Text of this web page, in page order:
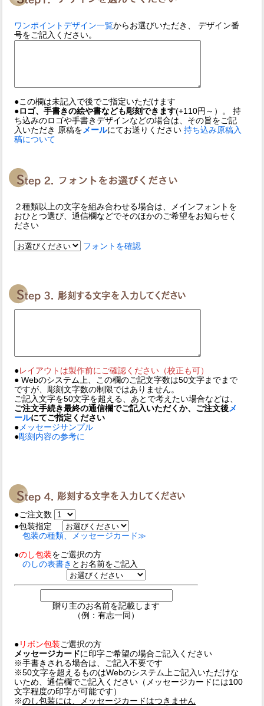
ワンポイントデザイン一覧からお選びいただき、 デザイン番
号をご記入ください。
●この欄は未記入で後でご指定いただけます
●ロゴ、手書きの絵や書なども彫刻できます(+110円～）。 持
ち込みのロゴや手書きデザインなどの場合は、その旨をご記
入いただき 原稿を メールにてお送りください 持ち込み原稿入
稿について
２種類以上の文字を組み合わせる場合は、メインフォントを
おひとつ選び、通信欄などでそのほかのご希望をお知らせく
ださい
フォントを確認
●レイアウトは製作前にご確認ください（校正も可）
● Webのシステム上、この欄のご記文字数は50文字までまで
ですが、彫刻文字数の制限ではありません。
ご記入文字を50文字を超える、あとで考えたい場合などは、
ご注文手続き最終の通信欄でご記入いただくか、ご注文後 メ
ールにてご指定ください
● メッセージサンプル
●彫刻内容の参考に
●ご注文数
●包装指定
包装の種類、メッセージカード≫
●のし包装をご選択の方
のしの表書き とお名前をご記入
贈り主のお名前を記載します
（例：有志一同）
● リボン包装 ご選択の方
メッセージカードに印字ご希望の場合ご記入ください
※手書きされる場合は、ご記入不要です
※50文字を超えるものはWebのシステム上ご記入いただけな
いため、通信欄でご記入ください（メッセージカードには100
文字程度の印字が可能です）
※のし包装には、メッセージカードはつきません